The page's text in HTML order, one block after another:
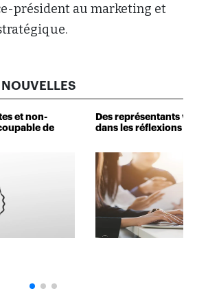
président au marketing et
NOUVELLES
et non-
de
Des représentants
dans les réflexions de